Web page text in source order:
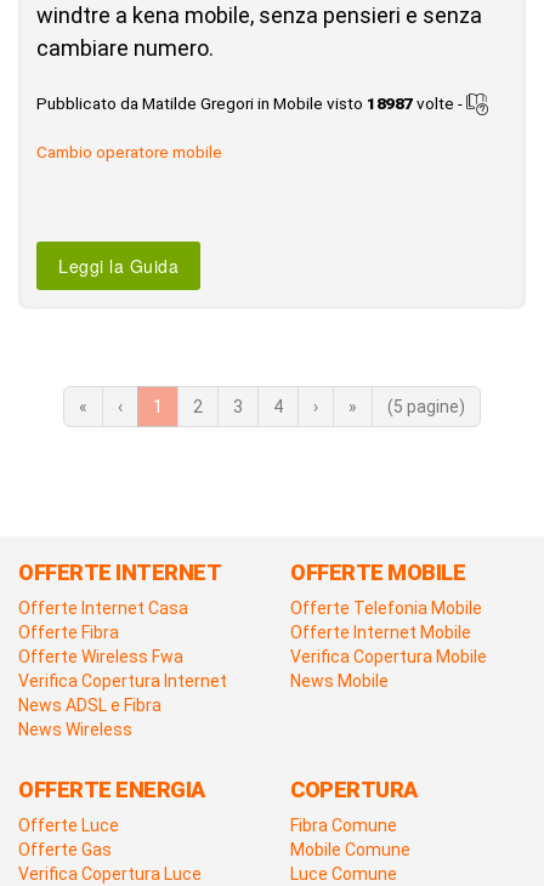
windtre a kena mobile, senza pensieri e senza
cambiare numero.
Pubblicato da Matilde Gregori in Mobile visto 18987volte -
Cambio operatore mobile
Leggi la Guida
« ‹ 1 2 3 4 › » (5 pagine)
OFFERTE INTERNET
Offerte Internet Casa
Offerte Fibra
Offerte Wireless Fwa
Verifica Copertura Internet
News ADSL e Fibra
News Wireless
OFFERTE MOBILE
Offerte Telefonia Mobile
Offerte Internet Mobile
Verifica Copertura Mobile
News Mobile
OFFERTE ENERGIA
Offerte Luce
Offerte Gas
Verifica Copertura Luce
COPERTURA
Fibra Comune
Mobile Comune
Luce Comune